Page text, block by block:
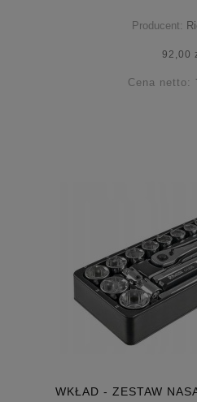
Producent:
92,00
Cena netto:
WKŁAD - ZESTAW